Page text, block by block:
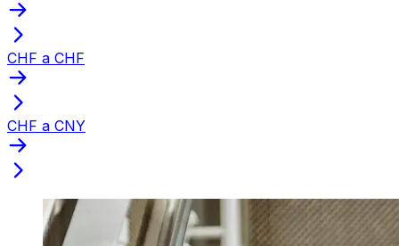
CHF a CHF
CHF a CNY